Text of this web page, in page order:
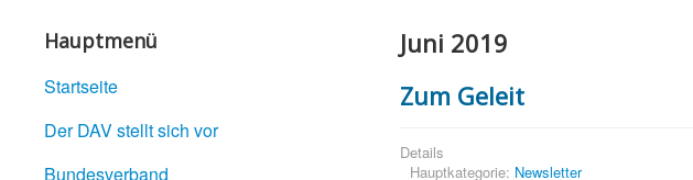
Hauptmenü
Startseite
Der DAV stellt sich vor
Bundesverband
Juni 2019
Zum Geleit
Details
Hauptkategorie: Newsletter